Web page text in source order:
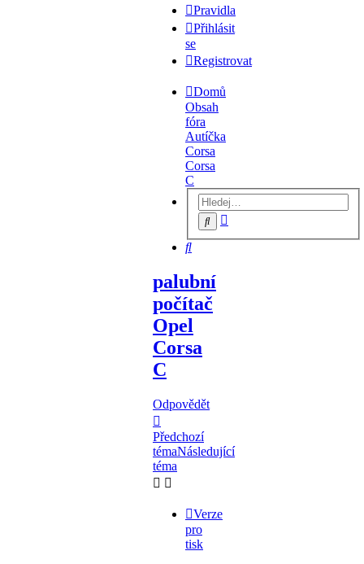
Pravidla
Přihlásit
se
Registrovat
Domů
Obsah
fóra
Autíčka
Corsa
Corsa
C
Hledat
Hledat
palubní
počítač
Opel
Corsa
C
Odpovědět
Předchozí
témaNásledující
téma
Verze
pro
tisk